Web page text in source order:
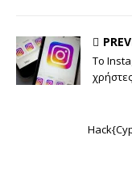
Το
χρήστες